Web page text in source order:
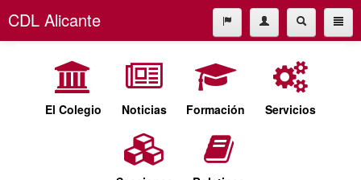
CDL Alicante
Formación
cdl@cdlalicante.org
El Colegio Noticias Formación Servicios